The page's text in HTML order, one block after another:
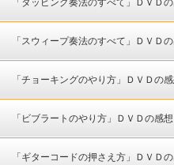
た！
「スウィープ奏法のすべて」ＤＶＤ
た！
「チョーキングのやり方」ＤＶＤの
「ビブラートのやり方」ＤＶＤの感
「ギターコードの押さえ方」ＤＶＤ